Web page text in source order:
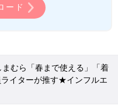
ード
まむら「春まで使える」「着
イターが推す★インフルエ